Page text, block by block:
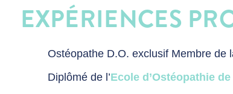
EXPÉRIENCES
Ostéopathe D.O. exclusif Membre de
Diplômé de l’Ecole d’Ostéopathie